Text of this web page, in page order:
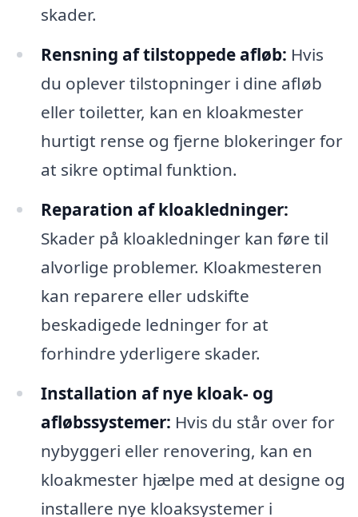
skader.
Rensning af tilstoppede afløb: Hvis
du oplever tilstopninger i dine afløb
eller toiletter, kan en kloakmester
hurtigt rense og fjerne blokeringer for
at sikre optimal funktion.
Reparation af kloakledninger:
Skader på kloakledninger kan føre til
alvorlige problemer. Kloakmesteren
kan reparere eller udskifte
beskadigede ledninger for at
forhindre yderligere skader.
Installation af nye kloak- og
afløbssystemer: Hvis du står over for
nybyggeri eller renovering, kan en
kloakmester hjælpe med at designe og
installere nye kloaksystemer i